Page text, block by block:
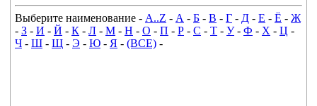
Выберите наименование - A..Z - А - Б - В - Г - Д - Е - Ё - Ж
- З - И - Й - К - Л - М - Н - О - П - Р - С - Т - У- Ф - Х - Ц -
Ч - Ш - Щ - Э - Ю - Я - (ВСЕ) -